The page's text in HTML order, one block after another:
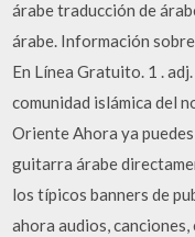
árabe traducción de
árabe. Información
En Línea Gratuito. 1 .
comunidad islámica del
Oriente Ahora ya
guitarra árabe
los típicos banners de
ahora audios,